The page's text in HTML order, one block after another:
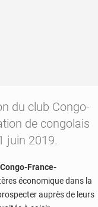
du club Congo-
de congolais
juin 2019.
France-
économique dans la
auprès de leurs